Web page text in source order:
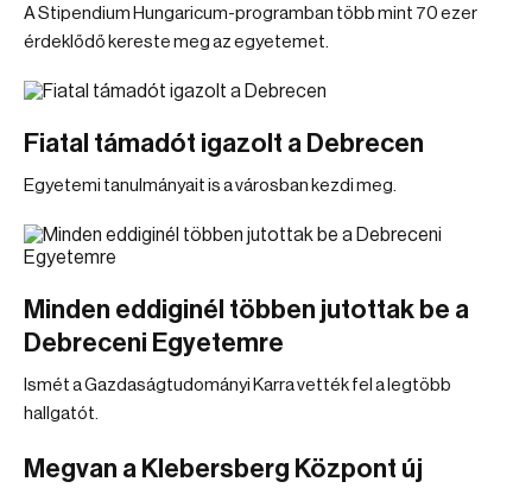
A Stipendium Hungaricum-programban több mint 70 ezer
érdeklődő kereste meg az egyetemet.
Fiatal támadót igazolt a Debrecen
Egyetemi tanulmányait is a városban kezdi meg.
Minden eddiginél többen jutottak be a
Debreceni Egyetemre
Ismét a Gazdaságtudományi Karra vették fel a legtöbb
hallgatót.
Megvan a Klebersberg Központ új